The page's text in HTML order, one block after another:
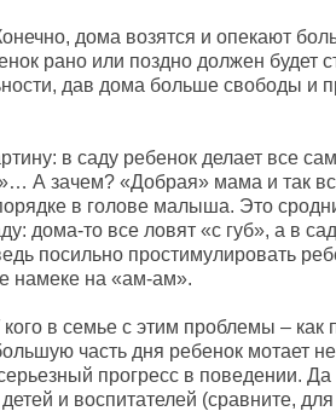
дома возятся и опекают
рано или поздно должен будет
дав дома больше свободы и
в саду ребенок делает все
А зачем? «Добрая» мама и так
в голове малыша. Это
дома-то все ловят «с губ», а в
посильно простимулировать
намеке на «ам-ам».
кого в семье с этим проблемы – как
часть дня ребенок мотает
прогресс в поведении.
и воспитателей (сравните,